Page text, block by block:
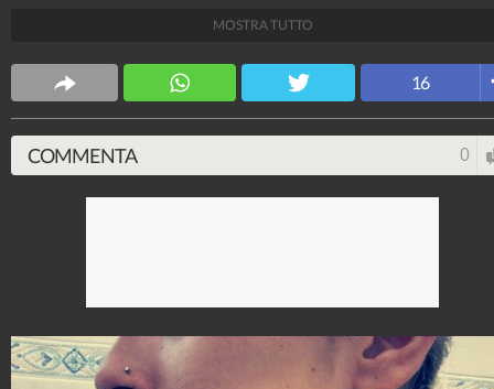
settimana senza acqua ed ecco cosa mi è successo.
1.515.231.443-1.957 video-138.077 foto
MOSTRA TUTTO
16
COMMENTA 0